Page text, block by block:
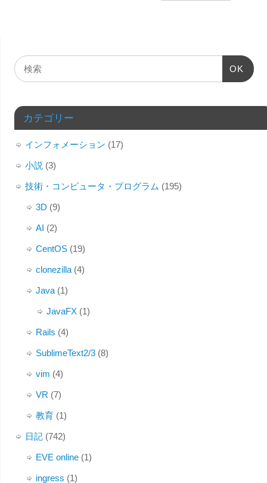
OK
カテゴリー
インフォメーション (17)
小説 (3)
技術・コンピュータ・プログラム (195)
3D (9)
AI (2)
CentOS(19)
clonezilla(4)
Java(1)
JavaFX(1)
Rails (4)
SublimeText2/3(8)
vim (4)
VR (7)
教育(1)
日記(742)
EVE online(1)
ingress (1)